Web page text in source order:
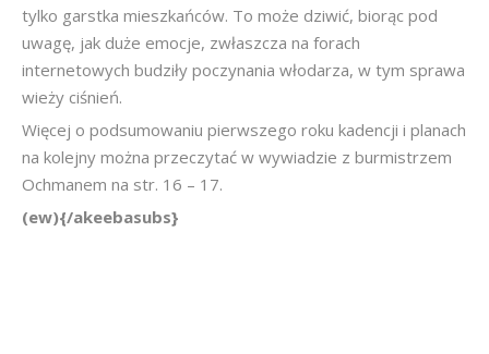
tylko garstka mieszkańców. To może dziwić, biorąc pod
uwagę, jak duże emocje, zwłaszcza na forach
internetowych budziły poczynania włodarza, w tym sprawa
wieży ciśnień.
Więcej o podsumowaniu pierwszego roku kadencji i planach
na kolejny można przeczytać w wywiadzie z burmistrzem
Ochmanem na str. 16 – 17.
(ew){/akeebasubs}